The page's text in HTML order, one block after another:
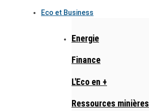
Eco et Business
Energie
Finance
L'Eco en +
Ressources minières